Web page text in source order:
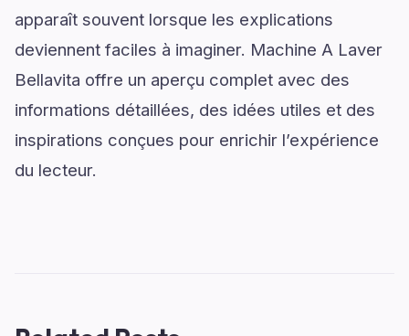
apparaît souvent lorsque les explications
deviennent faciles à imaginer. Machine A Laver
Bellavita offre un aperçu complet avec des
informations détaillées, des idées utiles et des
inspirations conçues pour enrichir l’expérience
du lecteur.